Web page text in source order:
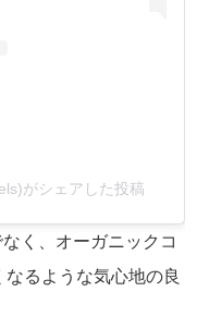
がシェアした投稿
く、オーガニックコ
るような気心地の良